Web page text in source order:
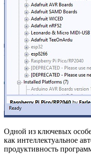
Одной из ключевых
как интеллектуальное
продуктивность